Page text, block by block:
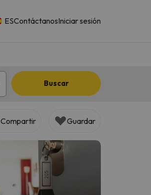
ESContáctanosIniciar sesión
Buscar
Compartir Guardar